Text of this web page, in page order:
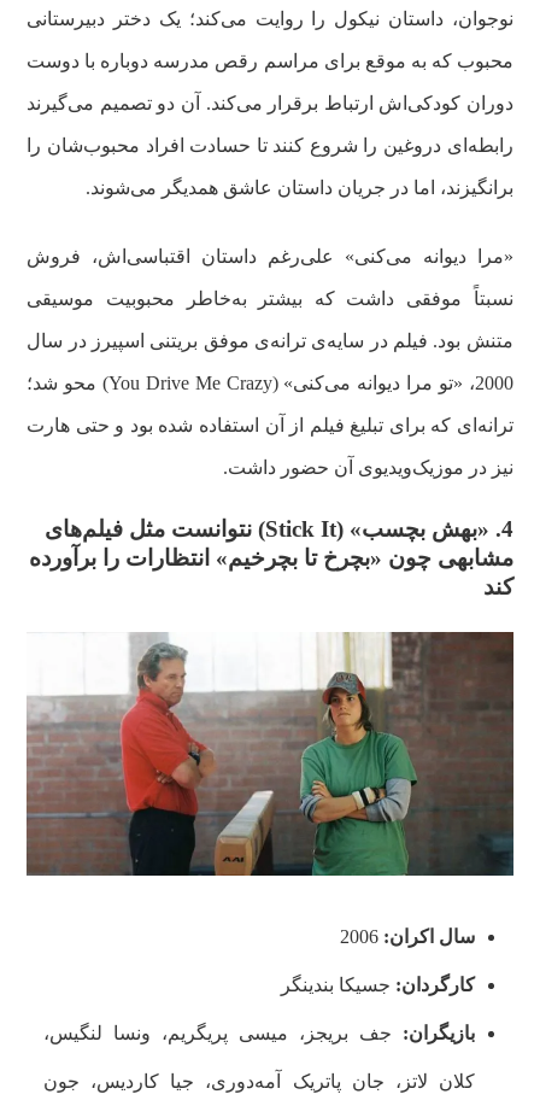
نوجوان، داستان نیکول را روایت می‌کند؛ یک دختر دبیرستانی
محبوب که به موقع برای مراسم رقص مدرسه دوباره با دوست
دوران کودکی‌اش ارتباط برقرار می‌کند. آن دو تصمیم می‌گیرند
رابطه‌ای دروغین را شروع کنند تا حسادت افراد محبوب‌شان را
برانگیزند، اما در جریان داستان عاشق همدیگر می‌شوند.
«مرا دیوانه می‌کنی» علی‌رغم داستان اقتباسی‌اش، فروش
نسبتاً موفقی داشت که بیشتر به‌خاطر محبوبیت موسیقی
متنش بود. فیلم در سایه‌ی ترانه‌ی موفق بریتنی اسپیرز در سال
2000، «تو مرا دیوانه می‌کنی» (You Drive Me Crazy) محو شد؛
ترانه‌ای که برای تبلیغ فیلم از آن استفاده شده بود و حتی هارت
نیز در موزیک‌ویدیوی آن حضور داشت.
4. «بهش بچسب» ( Stick It) نتوانست مثل فیلم‌های
مشابهی چون «بچرخ تا بچرخیم» انتظارات را برآورده
کند
سال اکران: 2006
کارگردان: جسیکا بندینگر
بازیگران: جف بریجز، میسی پریگریم، ونسا لنگیس،
کلان لاتز، جان پاتریک آمه‌دوری، جیا کاردیس، جون